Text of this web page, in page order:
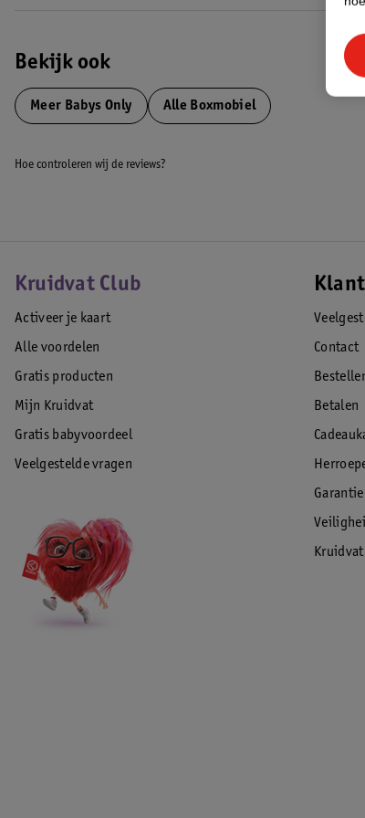
Bekijk ook
Meer Babys Only Alle Boxmobiel
Hoe controleren wij de reviews?
Kruidvat Club
Activeer je kaart
Alle voordelen
Gratis producten
Mijn Kruidvat
Gratis babyvoordeel
Veelgestelde vragen
Contact
Betalen
Garantie